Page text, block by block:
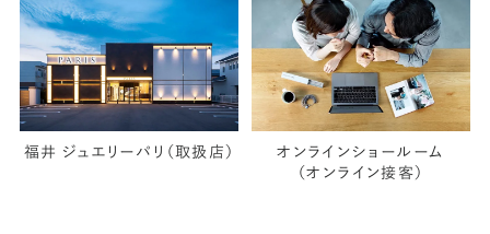
福井 ジュエリーパリ（取扱店）
オンラインショールーム
（オンライン接客）